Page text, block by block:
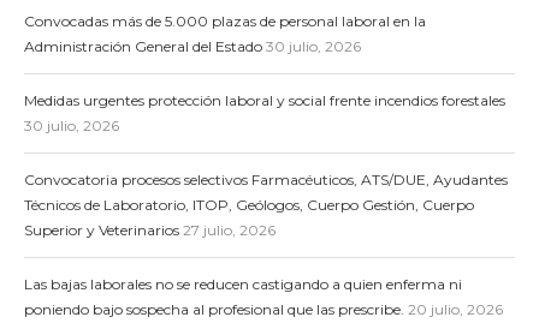
Convocadas más de 5.000 plazas de personal laboral en la
Administración General del Estado 30 julio, 2026
Medidas urgentes protección laboral y social frente incendios forestales
30 julio, 2026
Convocatoria procesos selectivos Farmacéuticos, ATS/DUE, Ayudantes
Técnicos de Laboratorio, ITOP, Geólogos, Cuerpo Gestión, Cuerpo
Superior y Veterinarios 27 julio, 2026
Las bajas laborales no se reducen castigando a quien enferma ni
poniendo bajo sospecha al profesional que las prescribe. 20 julio, 2026